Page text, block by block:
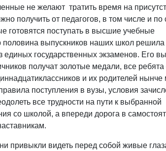
не желают тратить время на
получить от педагогов, в том числе и по
готовятся поступать в высшие учебные
выпускников наших школ решила
единых государственных экзаменов. Его
получат золотые медали, все ребята
и их родителей нынче
поступления в вузы, условия
все трудности на пути к выбранной
со школой, а впереди дорога в
привыкли видеть перед собой живые